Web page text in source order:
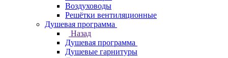
Воздуховоды
Решётки вентиляционные
Душевая программа
Назад
Душевая программа
Душевые гарнитуры